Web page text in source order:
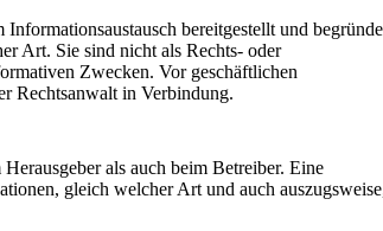
bereitgestellt und
Art. Sie sind nicht als Rechts- oder
Zwecken. Vor geschäftlichen
Rechtsanwalt in Verbindung.
als auch beim Betreiber. Eine
gleich welcher Art und auch